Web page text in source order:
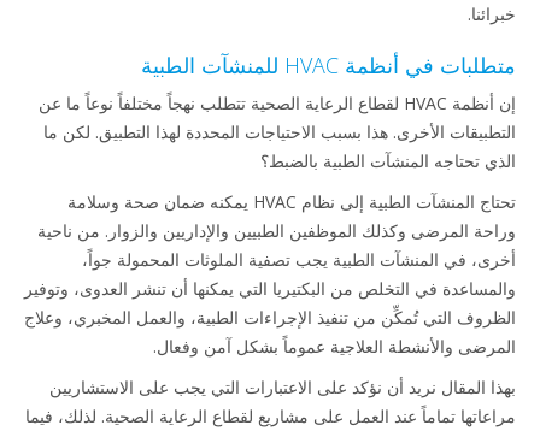
خبرائنا.
متطلبات في أنظمة HVAC للمنشآت الطبية
إن أنظمة HVAC لقطاع الرعاية الصحية تتطلب نهجاً مختلفاً نوعاً ما عن
التطبيقات الأخرى. هذا بسبب الاحتياجات المحددة لهذا التطبيق. لكن ما
الذي تحتاجه المنشآت الطبية بالضبط؟
تحتاج المنشآت الطبية إلى نظام HVAC يمكنه ضمان صحة وسلامة
وراحة المرضى وكذلك الموظفين الطبيين والإداريين والزوار. من ناحية
أخرى، في المنشآت الطبية يجب تصفية الملوثات المحمولة جواً،
والمساعدة في التخلص من البكتيريا التي يمكنها أن تنشر العدوى، وتوفير
الظروف التي تُمكِّن من تنفيذ الإجراءات الطبية، والعمل المخبري، وعلاج
المرضى والأنشطة العلاجية عموماً بشكل آمن وفعال.
بهذا المقال نريد أن نؤكد على الاعتبارات التي يجب على الاستشاريين
مراعاتها تماماً عند العمل على مشاريع لقطاع الرعاية الصحية. لذلك، فيما